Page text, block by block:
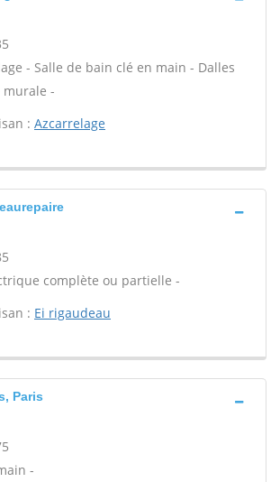
- Salle de bain clé en main - Dalles
murale -
: Azcarrelage
complète ou partielle -
: Ei rigaudeau
Paris
-